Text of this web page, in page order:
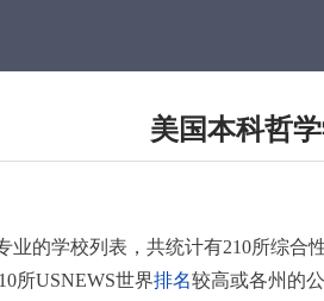
美国本科哲
业的学校列表，共统计有210所综合
所USNEWS世界排名较高或各州的